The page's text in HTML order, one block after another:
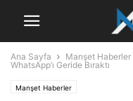
Ana Sayfa Manşet Haberler
WhatsApp’ı Geride Bıraktı
Manşet Haberler